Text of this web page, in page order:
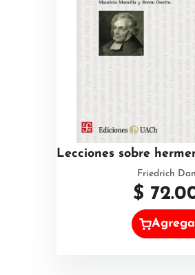
Lecciones sobre
Friedrich
$